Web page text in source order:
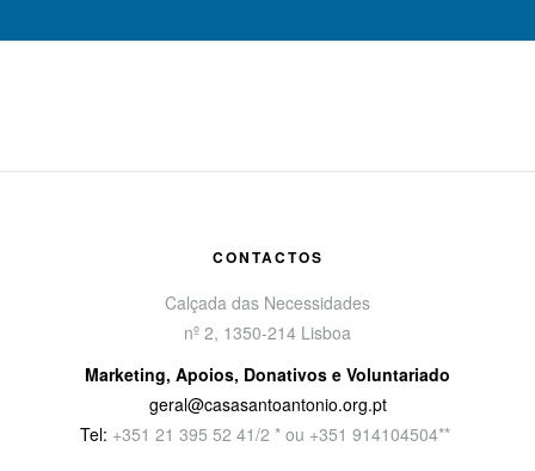
CONTACTOS
Calçada das Necessidades
nº 2, 1350-214 Lisboa
Marketing, Apoios, Donativos e Voluntariado
geral@casasantoantonio.org.pt
Tel: +351 21 395 52 41/2 * ou +351 914104504**